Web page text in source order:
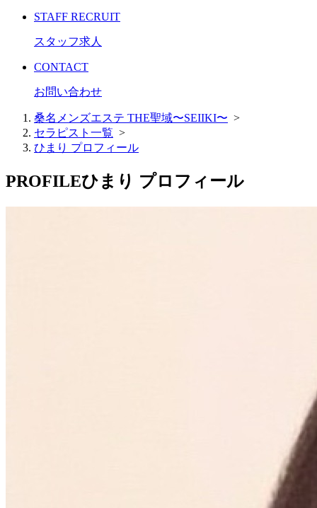
STAFF RECRUIT
スタッフ求人
CONTACT
お問い合わせ
桑名メンズエステ THE聖域〜SEIIKI〜 >
セラピスト一覧 >
ひまり プロフィール
PROFILEひまり プロフィール